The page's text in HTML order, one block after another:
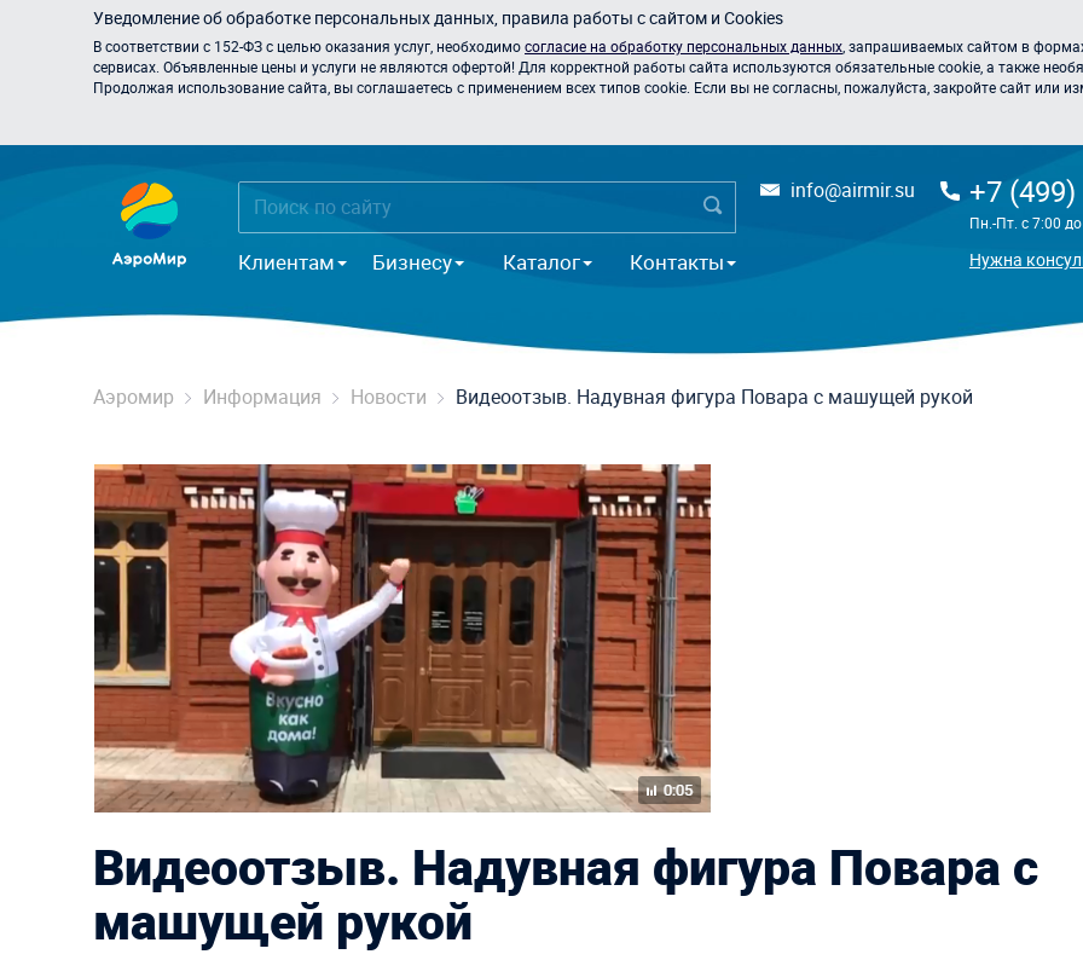
Уведомление об обработке персональных данных, правила работы с сайтом и Cookies
В соответствии с 152-ФЗ с целью оказания услуг, необходимосогласие на обработку персональных данных , запрашиваемых сайтом в
сервисах. Объявленные цены и услуги не являются офертой! Для корректной работы сайта используются обязательные cookie, а также
Продолжая использование сайта, вы соглашаетесь с применением всех типов cookie. Если вы не согласны, пожалуйста, закройте сайт или
Клиентам Бизнесу Каталог Контакты
info@airmir.su +7 (499)
Пн.-Пт. с 7:00
Нужна
Аэромир Информация Новости Видеоотзыв. Надувная фигура Повара с машущей рукой
Видеоотзыв. Надувная фигура Повара с
машущей рукой